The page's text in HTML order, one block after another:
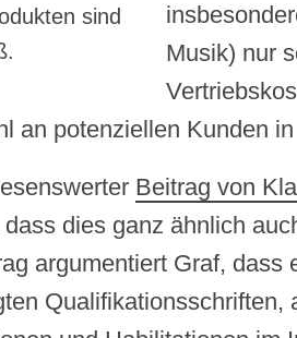
sind
Musik) nur
an potenziellen Kunden
Beitrag von
dies ganz ähnlich
argumentiert Graf,